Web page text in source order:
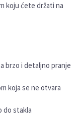
koju ćete držati na
brzo i detaljno pranje
koja se ne otvara
do stakla